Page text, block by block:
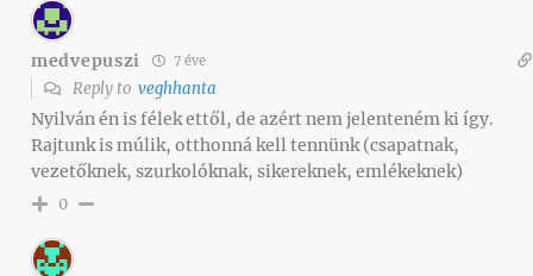
medvepuszi 7 éve
Reply to veghhanta
Nyilván én is félek ettől, de azért nem jelenteném ki így.
Rajtunk is múlik, otthonná kell tennünk (csapatnak,
vezetőknek, szurkolóknak, sikereknek, emlékeknek)
0